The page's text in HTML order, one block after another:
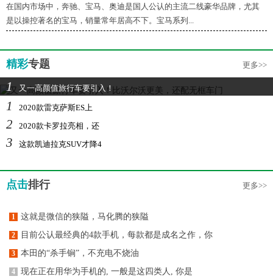
在国内市场中，奔驰、宝马、奥迪是国人公认的主流二线豪华品牌，尤其
是以操控著名的宝马，销量常年居高不下。宝马系列...
精彩专题 更多>>
1 又一高颜值旅行车要引入！
1 2020款雷克萨斯ES上
2 2020款卡罗拉亮相，还
3 这款凯迪拉克SUV才降4
点击排行 更多>>
1 这就是微信的狭隘，马化腾的狭隘
2 目前公认最经典的4款手机，每款都是成名之作，你
3 本田的“杀手锏”，不充电不烧油
4 现在正在用华为手机的, 一般是这四类人, 你是